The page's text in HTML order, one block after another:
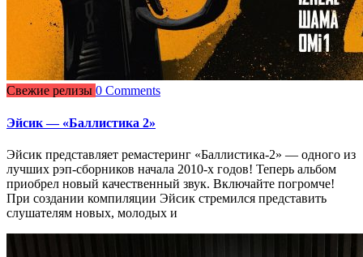
Свежие релизы 0 Comments
Эйсик — «Баллистика 2»
Эйсик представляет ремастеринг «Баллистика-2» — одного из
лучших рэп-сборников начала 2010-х годов! Теперь альбом
приобрел новый качественный звук. Включайте погромче!
При создании компиляции Эйсик стремился представить
слушателям новых, молодых и